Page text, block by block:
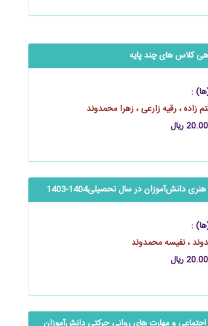
‌‌‌‌‌‌کلاس‌ های چند پایه
:
‌زاده ، رقیه زارعی ، زهرا محمدوند
‌‌‌‌‌دانش‌آموزان در سال تحصیلی1404-1403
:
، نفیسه محمدوند